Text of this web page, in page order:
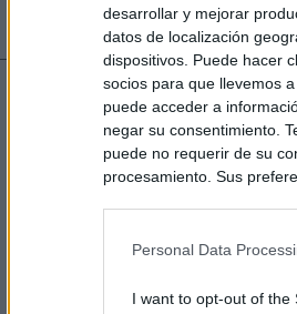
desarrollar y mejorar
datos de localización
dispositivos. Puede hacer
socios para que llevemos
puede acceder a
negar su consentimiento.
puede no requerir de su
procesamiento. Sus
Personal Data
I want to opt-out of the